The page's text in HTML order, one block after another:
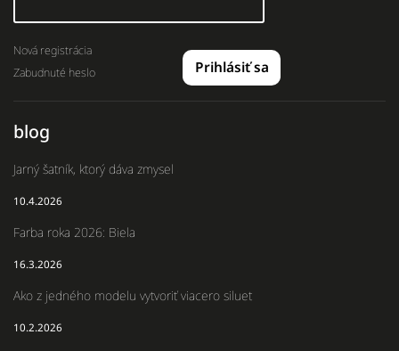
Prihlásiť sa
Nová registrácia
Zabudnuté heslo
blog
Jarný šatník, ktorý dáva zmysel
10.4.2026
Farba roka 2026: Biela
16.3.2026
Ako z jedného modelu vytvoriť viacero siluet
10.2.2026